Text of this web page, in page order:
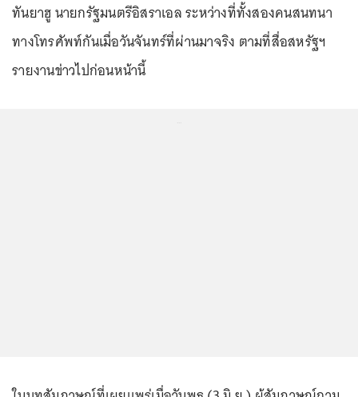
ทันยาฮู นายกรัฐมนตรีอิสราเอล ระหว่างที่ทั้งสองคนสนทนา
ทางโทรศัพท์กันเมื่อวันจันทร์ที่ผ่านมาจริง ตามที่สื่อสหรัฐฯ
รายงานข่าวไปก่อนหน้านี้